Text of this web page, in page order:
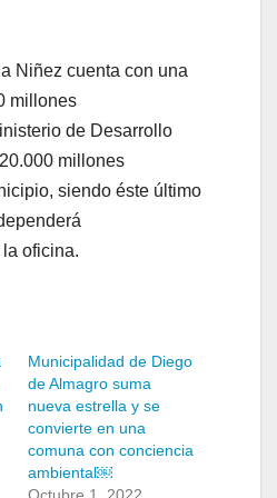
Niñez cuenta con una
millones
de Desarrollo
millones
siendo éste último
oficina.
Municipalidad de Diego
de Almagro suma
nueva estrella y se
convierte en una
comuna con conciencia
ambiental￼